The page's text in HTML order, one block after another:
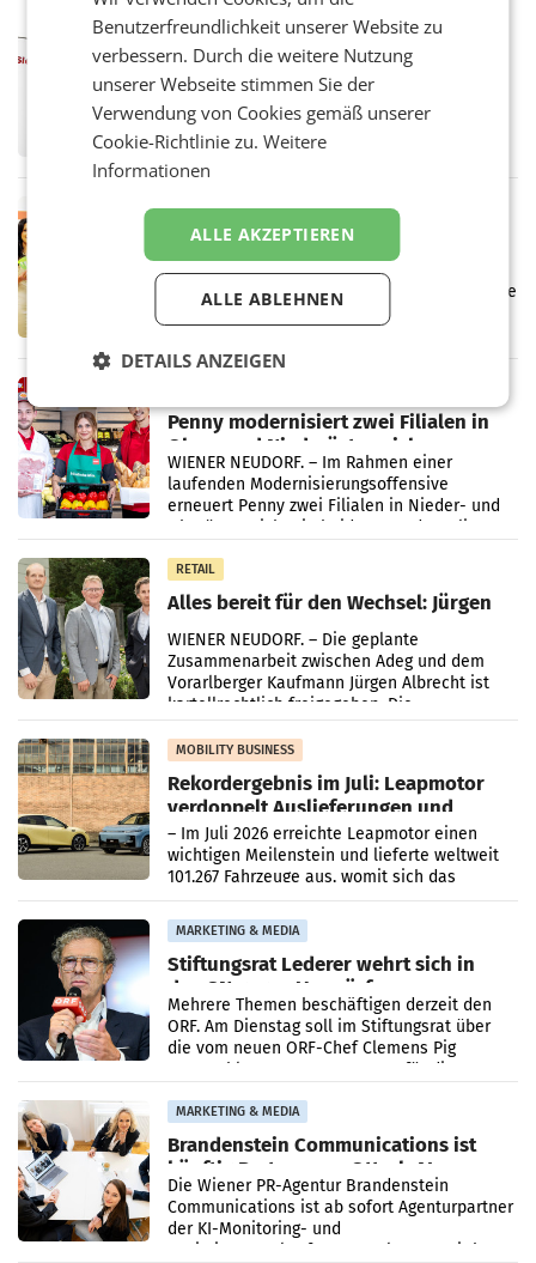
Vergleichszeitraum
MARKETING & MEDIA
ProSiebenSat.1 spart und macht
überraschend viel Gewinn
UNTERFÖHRING/MAILAND/AMSTERDAM. Der
Fernsehkonzern ProSiebenSat.1 hat im
Frühjahr dank Kostensenkungen operativ
wieder Gewinn gemacht und die
RETAIL
Eine Bühne für Zirkularität: ARA und
Müller informieren am POS über
Kreislauffähigkeit
Über den gesamten August hinweg rücken die
Altstoff Recycling Austria AG (ARA) und der
„Kreislauf-Helden“ in allen österreichischen
Penny modernisiert zwei Filialen in
Ober- und Niederösterreich
WIENER NEUDORF. – Im Rahmen einer
laufenden Modernisierungsoffensive
erneuert Penny zwei Filialen in Nieder- und
Oberösterreich. Die beiden Standorte liegen
RETAIL
Alles bereit für den Wechsel: Jürgen
Albrecht setzt ab 1.1.2027 auf Adeg
WIENER NEUDORF. – Die geplante
Zusammenarbeit zwischen Adeg und dem
Vorarlberger Kaufmann Jürgen Albrecht ist
kartellrechtlich freigegeben: Die
Bundeswettbewerbsbehörde und der
Bundeskartellanwalt
MOBILITY BUSINESS
Rekordergebnis im Juli: Leapmotor
verdoppelt Auslieferungen und
überschreitet die 100.000er-Marke
– Im Juli 2026 erreichte Leapmotor einen
wichtigen Meilenstein und lieferte weltweit
101.267 Fahrzeuge aus, womit sich das
Ergebnis gegenüber Juli 2025 mehr als
verdoppelte (+102
MARKETING & MEDIA
Stiftungsrat Lederer wehrt sich in
den SN gegen Vorwürfe
Mehrere Themen beschäftigen derzeit den
ORF. Am Dienstag soll im Stiftungsrat über
die vom neuen ORF-Chef Clemens Pig
vorgeschlagenen Besetzungen für die
MARKETING & MEDIA
Brandenstein Communications ist
künftig Partner von OtterlyAI
Die Wiener PR-Agentur Brandenstein
Communications ist ab sofort Agenturpartner
der KI-Monitoring- und
Optimierungsplattform OtterlyAI. Damit baut
Benutzerfreundlichkeit unserer Website zu
verbessern. Durch die weitere Nutzung
unserer Webseite stimmen Sie der
Verwendung von Cookies gemäß unserer
Cookie-Richtlinie zu.Weitere
Informationen
ALLE AKZEPTIEREN
ALLE ABLEHNEN
DETAILS ANZEIGEN